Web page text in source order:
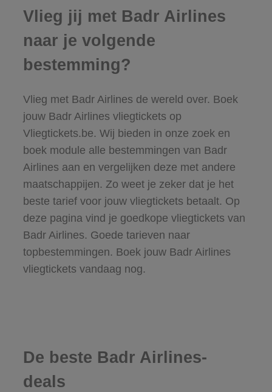
Vlieg jij met Badr Airlines
naar je volgende
bestemming?
Vlieg met Badr Airlines de wereld over. Boek
jouw Badr Airlines vliegtickets op
Vliegtickets.be. Wij bieden in onze zoek en
boek module alle bestemmingen van Badr
Airlines aan en vergelijken deze met andere
maatschappijen. Zo weet je zeker dat je het
beste tarief voor jouw vliegtickets betaalt. Op
deze pagina vind je goedkope vliegtickets van
Badr Airlines. Goede tarieven naar
topbestemmingen. Boek jouw Badr Airlines
vliegtickets vandaag nog.
De beste Badr Airlines-
deals